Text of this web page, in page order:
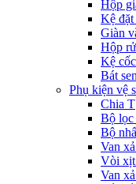
Hộp
Kệ
Giàn
Hộp
Kệ
Bát sen
Phụ kiện vệ
Chia T
Bộ lọc
Bộ
Van
Vòi xịt
Van